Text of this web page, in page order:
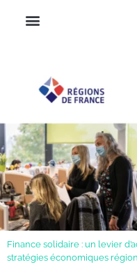
Finance solidaire : un levier
stratégies économiques